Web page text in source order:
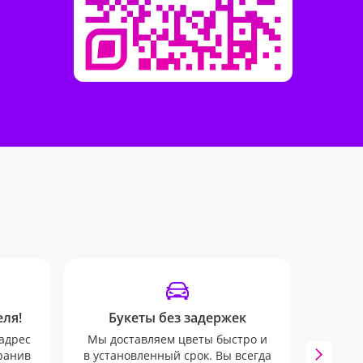
Букеты без задержек
Мы доставляем цветы быстро и
в установленный срок. Вы всегда